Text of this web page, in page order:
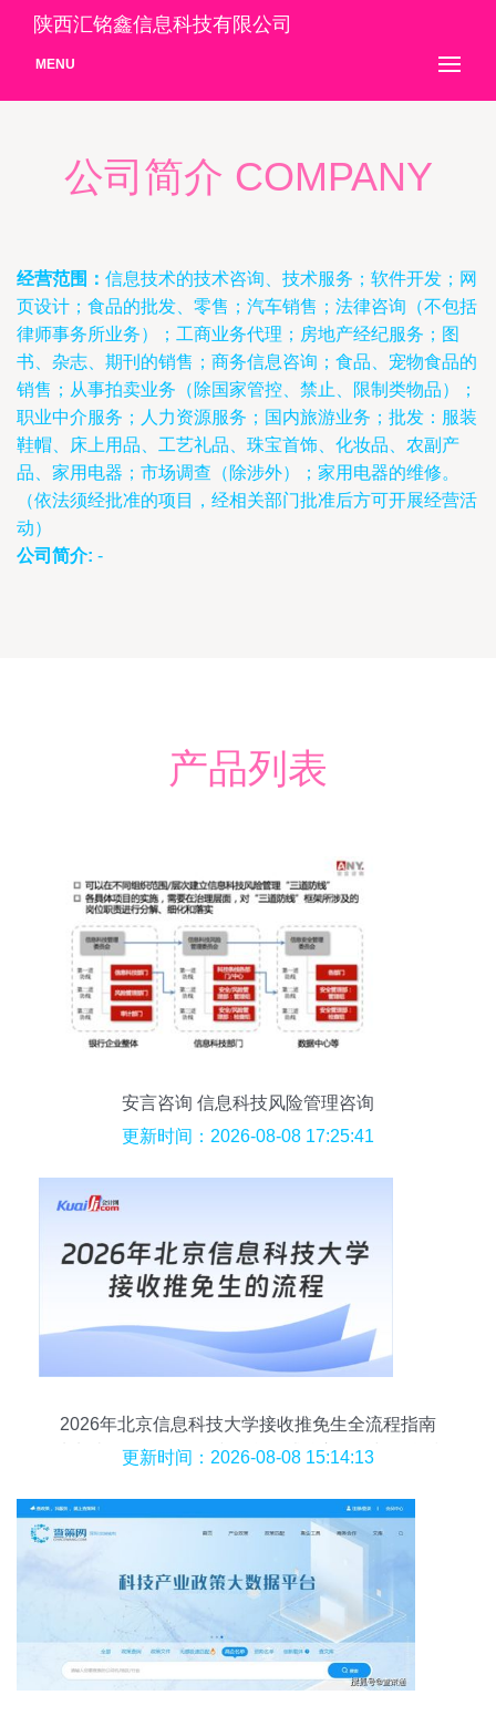
陕西汇铭鑫信息科技有限公司
MENU
公司简介 COMPANY
经营范围： 信息技术的技术咨询、技术服务；软件开发；网
页设计；食品的批发、零售；汽车销售；法律咨询（不包括
律师事务所业务）；工商业务代理；房地产经纪服务；图
书、杂志、期刊的销售；商务信息咨询；食品、宠物食品的
销售；从事拍卖业务（除国家管控、禁止、限制类物品）；
职业中介服务；人力资源服务；国内旅游业务；批发：服装
鞋帽、床上用品、工艺礼品、珠宝首饰、化妆品、农副产
品、家用电器；市场调查（除涉外）；家用电器的维修。
（依法须经批准的项目，经相关部门批准后方可开展经营活
动）
公司简介: -
产品列表
安言咨询 信息科技风险管理咨询
更新时间：2026-08-08 17:25:41
2026年北京信息科技大学接收推免生全流程指南
从申请到录取的每一步，含复试核心策略与信息技
更新时间：2026-08-08 15:14:13